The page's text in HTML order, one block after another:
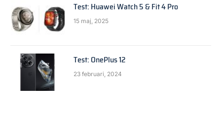
Test: Huawei Watch 5 & Fit 4 Pro
15 maj, 2025
Test: OnePlus 12
23 februari, 2024